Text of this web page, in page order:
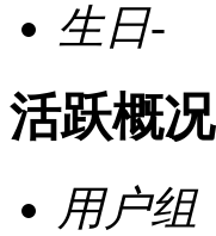
生日-
活跃概况
用户组